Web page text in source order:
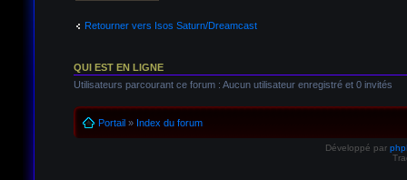
Retourner vers Isos Saturn/Dreamcast
QUI EST EN LIGNE
Utilisateurs parcourant ce forum : Aucun utilisateur enregistré et 0 invités
Portail» Index du forum
Développé par